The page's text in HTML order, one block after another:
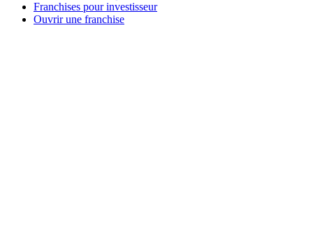
Franchises pour investisseur
Ouvrir une franchise